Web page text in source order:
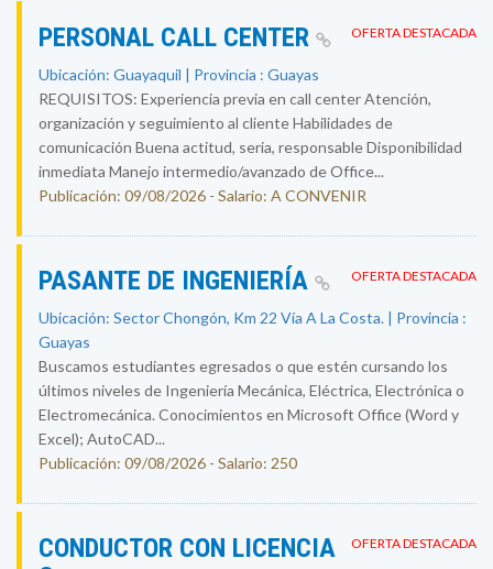
OFERTA DESTACADA
PERSONAL CALL CENTER
Ubicación: Guayaquil | Provincia : Guayas
REQUISITOS: Experiencia previa en call center Atención,
organización y seguimiento al cliente Habilidades de
comunicación Buena actitud, seria, responsable Disponibilidad
inmediata Manejo intermedio/avanzado de Office...
Publicación: 09/08/2026 - Salario: A CONVENIR
OFERTA DESTACADA
PASANTE DE INGENIERÍA
Ubicación: Sector Chongón, Km 22 Vía A La Costa. | Provincia :
Guayas
Buscamos estudiantes egresados o que estén cursando los
últimos niveles de Ingeniería Mecánica, Eléctrica, Electrónica o
Electromecánica. Conocimientos en Microsoft Office (Word y
Excel); AutoCAD...
Publicación: 09/08/2026 - Salario: 250
OFERTA DESTACADA
CONDUCTOR CON LICENCIA